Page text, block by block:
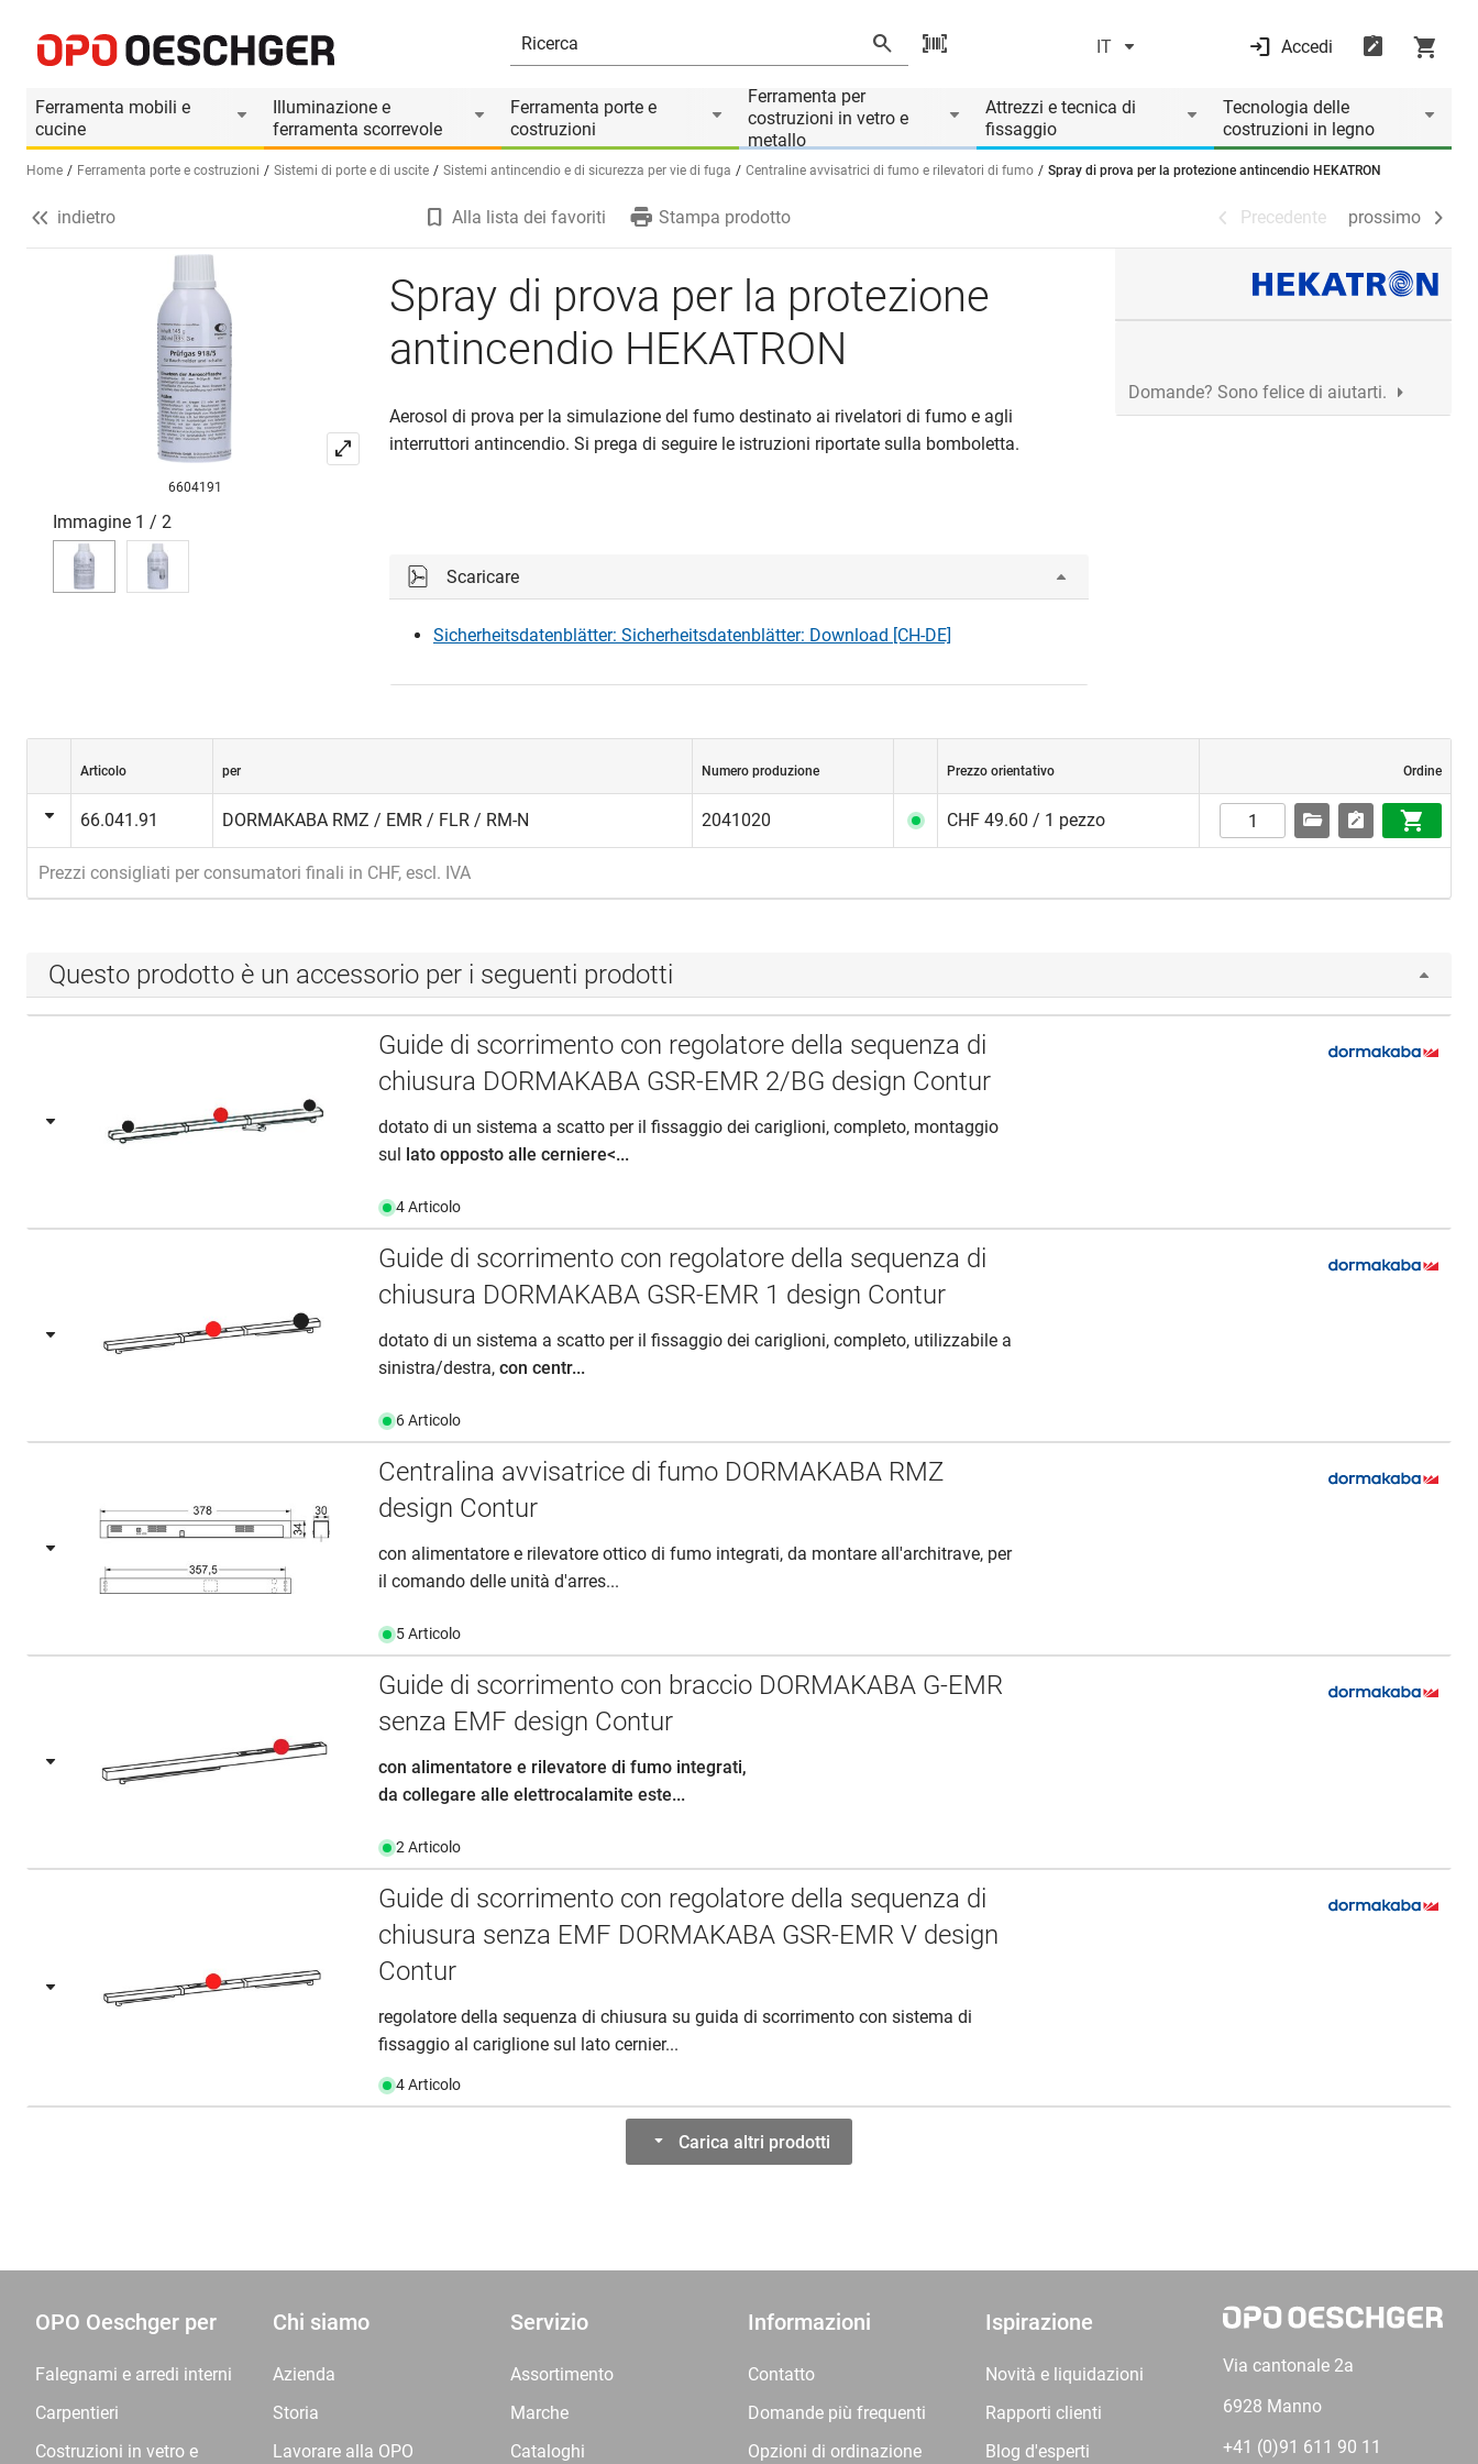
IT Accedi
Ferramenta mobili e
cucine
Illuminazione e
ferramenta scorrevole
Ferramenta porte e
costruzioni
Ferramenta per
costruzioni in vetro e
metallo
Attrezzi e tecnica di
fissaggio
Tecnologia delle
costruzioni in legno
Seleziona una lingua (IT)
Home Ferramenta porte e costruzioni Sistemi di porte e di uscite Sistemi antincendio e di sicurezza per vie di fuga Centraline avvisatrici di fumo e rilevatori di fumo Spray di prova per la protezione antincendio HEKATRON
Informazioni prodotto
Il prodotto è accessorio di Precedente prossimo
indietro Alla lista dei favoriti Stampa prodotto Precedente prossimo
6604191
Immagine 1 / 2
Spray di prova per la protezione
antincendio HEKATRON
Aerosol di prova per la simulazione del fumo destinato ai rivelatori di fumo e agli
interruttori antincendio. Si prega di seguire le istruzioni riportate sulla bomboletta.
Scaricare
Sicherheitsdatenblätter: Sicherheitsdatenblätter: Download [CH-DE]
Domande? Sono felice di aiutarti.
Articolo per Numero produzione Prezzo orientativo Ordine
66.041.91 DORMAKABA RMZ / EMR / FLR / RM-N 2041020 CHF 49.60 / 1 pezzo
Prezzi consigliati per consumatori finali in CHF, escl. IVA
Questo prodotto è un accessorio per i seguenti prodotti
Guide di scorrimento con regolatore della sequenza di
chiusura DORMAKABA GSR-EMR 2/BG design Contur
dotato di un sistema a scatto per il fissaggio dei cariglioni, completo, montaggio
sul lato opposto alle cerniere<...
4 Articolo
Guide di scorrimento con regolatore della sequenza di
chiusura DORMAKABA GSR-EMR 1 design Contur
dotato di un sistema a scatto per il fissaggio dei cariglioni, completo, utilizzabile a
sinistra/destra,con centr...
6 Articolo
Centralina avvisatrice di fumo DORMAKABA RMZ
design Contur
con alimentatore e rilevatore ottico di fumo integrati, da montare all'architrave, per
il comando delle unità d'arres...
5 Articolo
Guide di scorrimento con braccio DORMAKABA G-EMR
senza EMF design Contur
con alimentatore e rilevatore di fumo integrati,
da collegare alle elettrocalamite este...
2 Articolo
Guide di scorrimento con regolatore della sequenza di
chiusura senza EMF DORMAKABA GSR-EMR V design
Contur
regolatore della sequenza di chiusura su guida di scorrimento con sistema di
fissaggio al cariglione sul lato cernier...
4 Articolo
Carica altri prodotti
OPO Oeschger per
Falegnami e arredi interni
Carpentieri
Costruzioni in vetro e
Chi siamo
Azienda
Storia
Lavorare alla OPO
Servizio
Assortimento
Marche
Cataloghi
Informazioni
Contatto
Domande più frequenti
Opzioni di ordinazione
Ispirazione
Novità e liquidazioni
Rapporti clienti
Blog d'esperti
Via cantonale 2a
6928 Manno
+41 (0)91 611 90 11